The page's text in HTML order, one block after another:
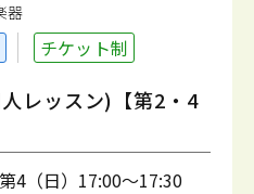
器
チケット制
レッスン)【第2・4
4（日）17:00～17:30